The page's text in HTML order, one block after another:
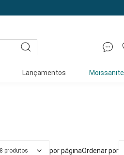
Lançamentos Moissanite
produtos por páginaOrdenar por